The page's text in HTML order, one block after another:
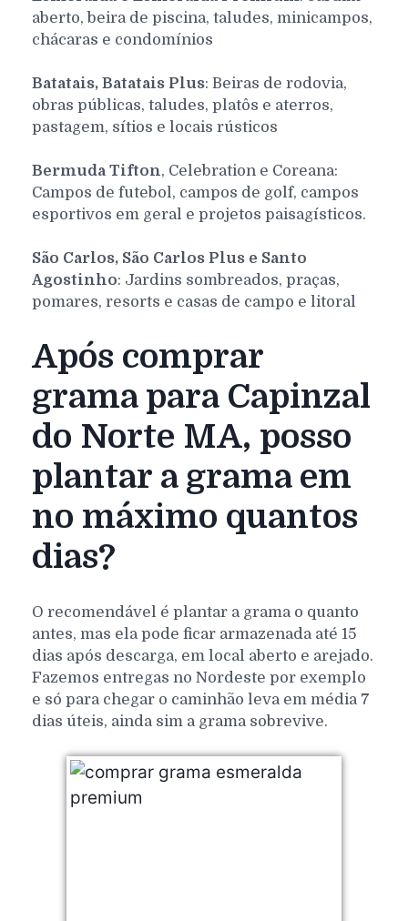
aberto, beira de piscina, taludes, minicampos,
chácaras e condomínios
Batatais, Batatais Plus: Beiras de rodovia,
obras públicas, taludes, platôs e aterros,
pastagem, sítios e locais rústicos
Bermuda Tifton, Celebration e Coreana:
Campos de futebol, campos de golf, campos
esportivos em geral e projetos paisagísticos.
São Carlos, São Carlos Plus e Santo
Agostinho: Jardins sombreados, praças,
pomares, resorts e casas de campo e litoral
Após comprar
grama para Capinzal
do Norte MA, posso
plantar a grama em
no máximo quantos
dias?
O recomendável é plantar a grama o quanto
antes, mas ela pode ficar armazenada até 15
dias após descarga, em local aberto e arejado.
Fazemos entregas no Nordeste por exemplo
e só para chegar o caminhão leva em média 7
dias úteis, ainda sim a grama sobrevive.